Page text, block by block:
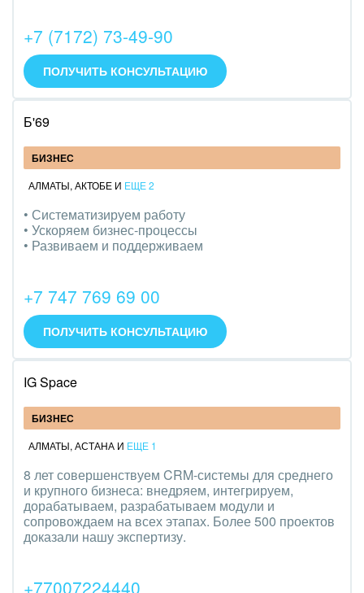
+7 (7172) 73-49-90
ПОЛУЧИТЬ КОНСУЛЬТАЦИЮ
Б'69
БИЗНЕС
АЛМАТЫ, АКТОБЕ И ЕЩЕ 2
• Систематизируем работу
• Ускоряем бизнес-процессы
• Развиваем и поддерживаем
+7 747 769 69 00
ПОЛУЧИТЬ КОНСУЛЬТАЦИЮ
IG Space
БИЗНЕС
АЛМАТЫ, АСТАНА И ЕЩЕ 1
8 лет совершенствуем CRM-системы для среднего
и крупного бизнеса: внедряем, интегрируем,
дорабатываем, разрабатываем модули и
сопровождаем на всех этапах. Более 500 проектов
доказали нашу экспертизу.
+77007224440